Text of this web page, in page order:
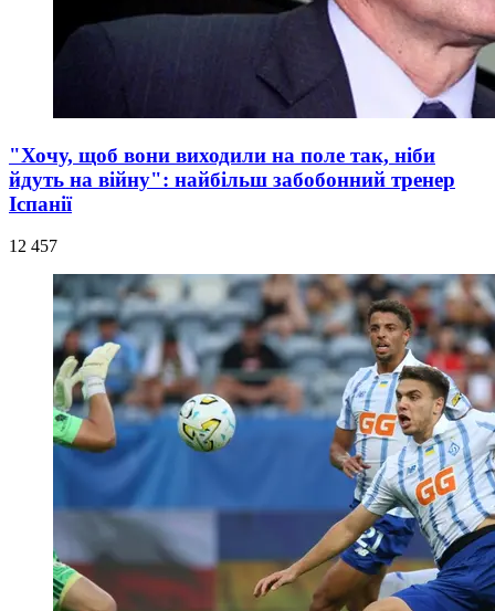
"Хочу, щоб вони виходили на поле так, ніби
йдуть на війну": найбільш забобонний тренер
Іспанії
12 457